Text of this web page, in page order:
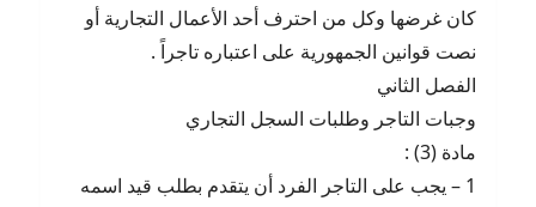
كان غرضها وكل من احترف أحد الأعمال التجارية أو
نصت قوانين الجمهورية على اعتباره تاجراً .
الفصل الثاني
وجبات التاجر وطلبات السجل التجاري
مادة (3) :
1 – يجب على التاجر الفرد أن يتقدم بطلب قيد اسمه